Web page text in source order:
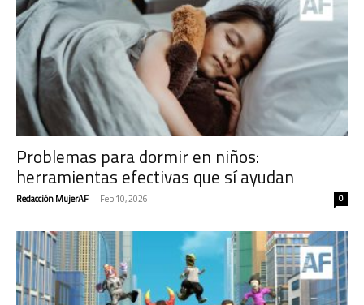
Problemas para dormir en niños:
herramientas efectivas que sí ayudan
Redacción MujerAF - Feb 10, 2026 0